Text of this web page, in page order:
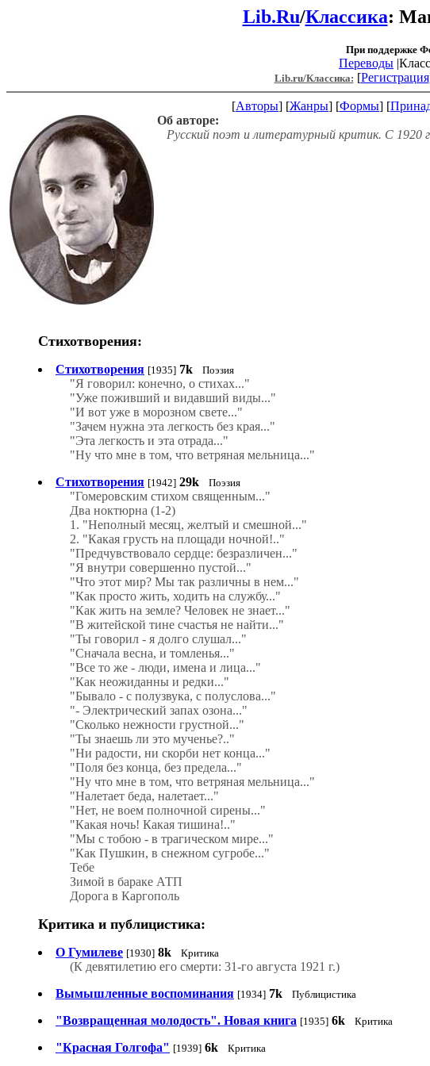
Lib.Ru/Классика:
При поддержке
Переводы
Lib.ru/Классика: [Регистрация
[Авторы] [Жанры] [Формы] [
Об авторе:
Русский поэт и литературный критик. С 1920
Стихотворения:
Стихотворения [1935] 7k Поэзия
"Я говорил: конечно, о стихах..."
"Уже поживший и видавший виды..."
"И вот уже в морозном свете..."
"Зачем нужна эта легкость без края..."
"Эта легкость и эта отрада..."
"Ну что мне в том, что ветряная мельница..."
Стихотворения [1942] 29k Поэзия
"Гомеровским стихом священным..."
Два ноктюрна (1-2)
1. "Неполный месяц, желтый и смешной..."
2. "Какая грусть на площади ночной!.."
"Предчувствовало сердце: безразличен..."
"Я внутри совершенно пустой..."
"Что этот мир? Мы так различны в нем..."
"Как просто жить, ходить на службу..."
"Как жить на земле? Человек не знает..."
"В житейской тине счастья не найти..."
"Ты говорил - я долго слушал..."
"Сначала весна, и томленья..."
"Все то же - люди, имена и лица..."
"Как неожиданны и редки..."
"Бывало - с полузвука, с полуслова..."
"- Электрический запах озона..."
"Сколько нежности грустной..."
"Ты знаешь ли это мученье?.."
"Ни радости, ни скорби нет конца..."
"Поля без конца, без предела..."
"Ну что мне в том, что ветряная мельница..."
"Налетает беда, налетает..."
"Нет, не воем полночной сирены..."
"Какая ночь! Какая тишина!.."
"Мы с тобою - в трагическом мире..."
"Как Пушкин, в снежном сугробе..."
Тебе
Зимой в бараке АТП
Дорога в Каргополь
Критика и публицистика:
О Гумилеве [1930] 8k Критика
(К девятилетию его смерти: 31-го августа 1921 г.)
Вымышленные воспоминания [1934] 7k Публицистика
"Возвращенная молодость". Новая книга [1935] 6k Критика
"Красная Голгофа" [1939] 6k Критика